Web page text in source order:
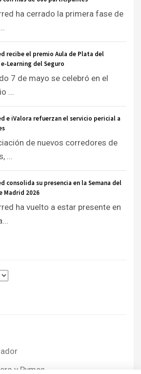
ha cerrado la primera fase de
recibe el premio Aula de Plata del
Learning del Seguro
7 de mayo se celebró en el
...
e iValora refuerzan el servicio pericial a
de nuevos corredores de
...
consolida su presencia en la Semana del
Madrid 2026
ha vuelto a estar presente en
y Pymes